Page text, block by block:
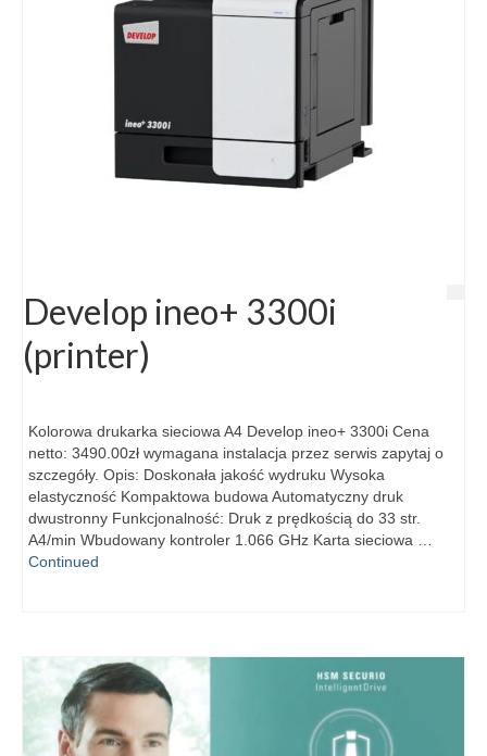
Develop ineo+ 3300i
(printer)
Kolorowa drukarka sieciowa A4 Develop ineo+ 3300i Cena
netto: 3490.00zł wymagana instalacja przez serwis zapytaj o
szczegóły. Opis: Doskonała jakość wydruku Wysoka
elastyczność Kompaktowa budowa Automatyczny druk
dwustronny Funkcjonalność: Druk z prędkością do 33 str.
A4/min Wbudowany kontroler 1.066 GHz Karta sieciowa …
Continued